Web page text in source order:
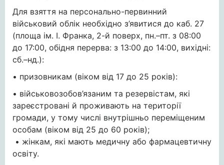
Для взяття на персонально-первинний
військовий облік необхідно з’явитися до каб. 27
(площа ім. І. Франка, 2-й поверх, пн.–пт. з 08:00
до 17:00, обідня перерва: з 13:00 до 14:00, вихідні:
сб.–нд.):
• призовникам (віком від 17 до 25 років):
• військовозобов’язаним та резервістам, які
зареєстровані й проживають на території
громади, у тому числі внутрішньо переміщеним
особам (віком від 25 до 60 років);
• жінкам, які мають медичну або фармацевтичну
освіту.